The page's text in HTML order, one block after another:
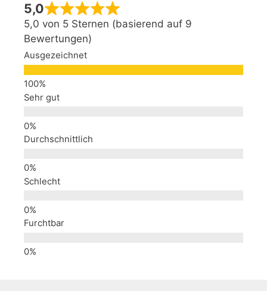
5,0
5,0 von 5 Sternen (basierend auf 9
Bewertungen)
Ausgezeichnet
Sehr gut
Durchschnittlich
Schlecht
Furchtbar